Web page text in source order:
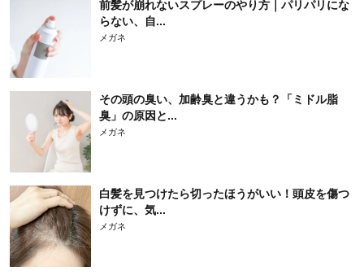
前髪が崩れないスプレーのやり方｜パリパリにな
らない、自...
メガネ
その頭の臭い、加齢臭と違うかも？「ミドル脂
臭」の原因と...
メガネ
白髪を見つけたら切ったほうがいい！頭皮を傷つ
けずに、気...
メガネ